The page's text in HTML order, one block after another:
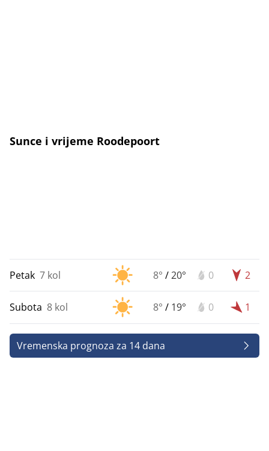
Sunce i vrijeme Roodepoort
Petak 7 kol 8° /20° 0 2
Subota 8 kol 8° / 19° 0 1
Vremenska prognoza za 14 dana